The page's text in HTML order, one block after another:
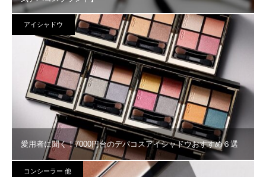
アイシャドウ
愛用者に聞く！7000円台のデパコスアイシャドウおすすめ６選
コンシーラー 他